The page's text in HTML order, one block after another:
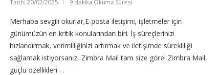
Tarih: 20/02/2025 9 dakika Okuma Süresi
Merhaba sevgili okurlar,E-posta iletişimi, işletmeler için
günümüzün en kritik konularından biri. İş süreçlerinizi
hızlandırmak, verimliliğinizi artırmak ve iletişimde sürekliliği
sağlamak istiyorsanız, Zimbra Mail tam size göre! Zimbra Mail,
güçlü özellikleri …